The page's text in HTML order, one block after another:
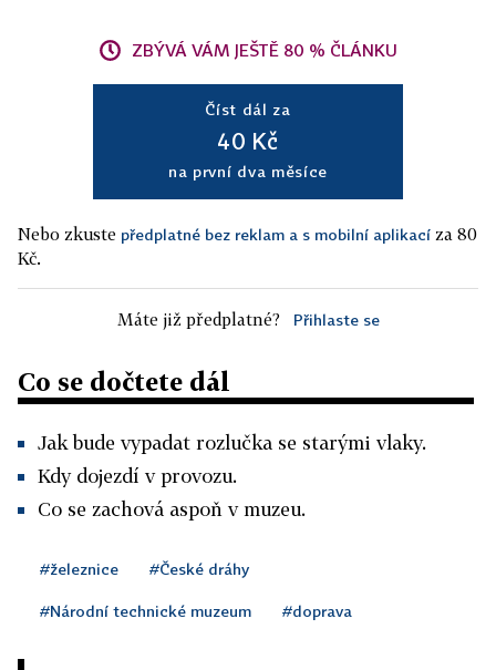
ZBÝVÁ VÁM JEŠTĚ 80 % ČLÁNKU
Číst dál za
40 Kč
na první dva měsíce
Nebo zkuste předplatné bez reklam a s mobilní aplikací za 80
Kč.
Máte již předplatné? Přihlaste se
Co se dočtete dál
Jak bude vypadat rozlučka se starými vlaky.
Kdy dojezdí v provozu.
Co se zachová aspoň v muzeu.
#železnice #České dráhy
#Národní technické muzeum #doprava